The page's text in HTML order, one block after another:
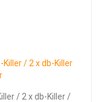
/ 2 x db-Killer /